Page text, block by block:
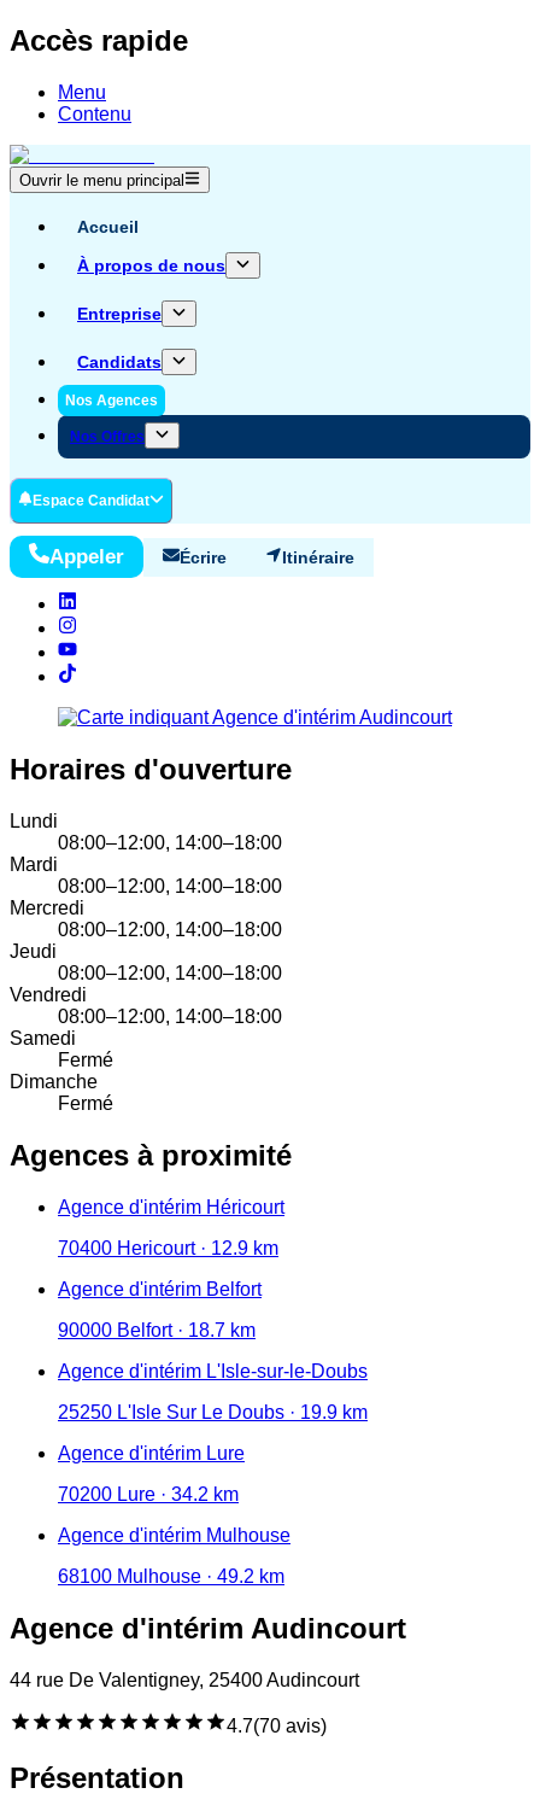
Accès rapide
Menu
Contenu
Ouvrir le menu principal
Accueil
À propos de nous
Entreprise
Candidats
Nos Agences
Nos Offres
Espace Candidat
Appeler Écrire Itinéraire
Horaires d'ouverture
Lundi
08:00–12:00, 14:00–18:00
Mardi
08:00–12:00, 14:00–18:00
Mercredi
08:00–12:00, 14:00–18:00
Jeudi
08:00–12:00, 14:00–18:00
Vendredi
08:00–12:00, 14:00–18:00
Samedi
Fermé
Dimanche
Fermé
Agences à proximité
Agence d'intérim Héricourt
70400 Hericourt · 12.9 km
Agence d'intérim Belfort
90000 Belfort · 18.7 km
Agence d'intérim L'Isle-sur-le-Doubs
25250 L'Isle Sur Le Doubs · 19.9 km
Agence d'intérim Lure
70200 Lure · 34.2 km
Agence d'intérim Mulhouse
68100 Mulhouse · 49.2 km
Agence d'intérim Audincourt
44 rue De Valentigney, 25400 Audincourt
4.7(70 avis)
Présentation